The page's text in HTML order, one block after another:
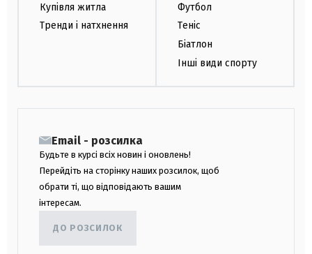
Купівля житла
Тренди і натхнення
Футбол
Теніс
Біатлон
Інші види спорту
Email - розсилка
Будьте в курсі всіх новин і оновлень!
Перейдіть на сторінку наших розсилок, щоб
обрати ті, що відповідають вашим
інтересам.
ДО РОЗСИЛОК